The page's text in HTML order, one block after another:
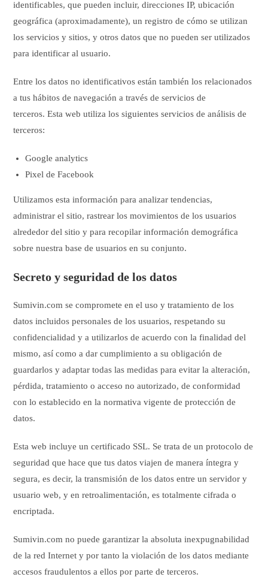
identificables, que pueden incluir, direcciones IP, ubicación
geográfica (aproximadamente), un registro de cómo se utilizan
los servicios y sitios, y otros datos que no pueden ser utilizados
para identificar al usuario.
Entre los datos no identificativos están también los relacionados
a tus hábitos de navegación a través de servicios de
terceros. Esta web utiliza los siguientes servicios de análisis de
terceros:
Google analytics
Pixel de Facebook
Utilizamos esta información para analizar tendencias,
administrar el sitio, rastrear los movimientos de los usuarios
alrededor del sitio y para recopilar información demográfica
sobre nuestra base de usuarios en su conjunto.
Secreto y seguridad de los datos
Sumivin.com se compromete en el uso y tratamiento de los
datos incluidos personales de los usuarios, respetando su
confidencialidad y a utilizarlos de acuerdo con la finalidad del
mismo, así como a dar cumplimiento a su obligación de
guardarlos y adaptar todas las medidas para evitar la alteración,
pérdida, tratamiento o acceso no autorizado, de conformidad
con lo establecido en la normativa vigente de protección de
datos.
Esta web incluye un certificado SSL. Se trata de un protocolo de
seguridad que hace que tus datos viajen de manera íntegra y
segura, es decir, la transmisión de los datos entre un servidor y
usuario web, y en retroalimentación, es totalmente cifrada o
encriptada.
Sumivin.com no puede garantizar la absoluta inexpugnabilidad
de la red Internet y por tanto la violación de los datos mediante
accesos fraudulentos a ellos por parte de terceros.